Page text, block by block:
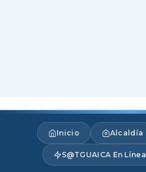
Inicio Alcaldía
S@TGUAICA En Línea